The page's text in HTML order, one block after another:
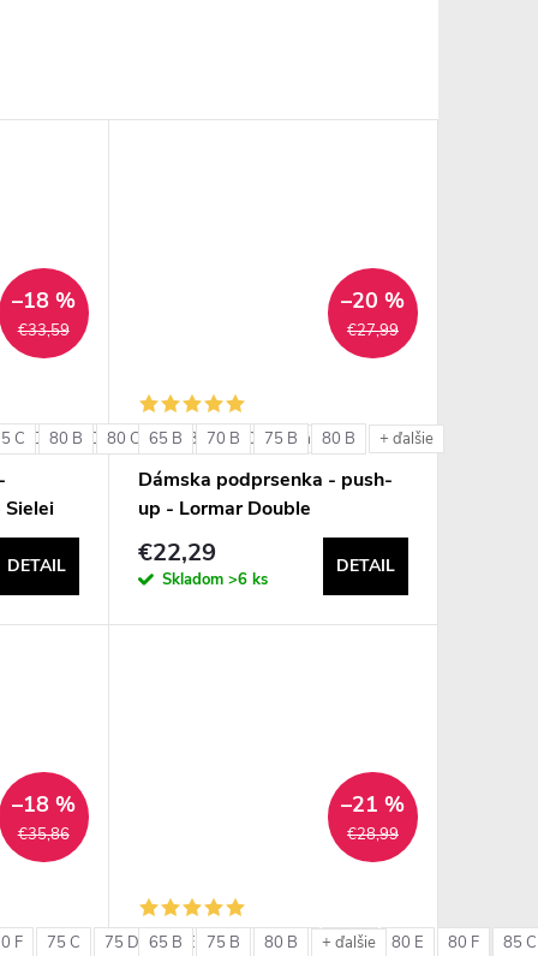
85 C 85 D 85 E 90 C 90 D + ďalšie
€33,59
–18 %
C 80 B 80 C 85 B 85 C + ďalšie
DETAIL
€27,99
–20 %
65 B 70 B 75 B 80 B + ďalšie
Dámska podprsenka - push-
up - Lormar Double
€22,29
Skladom >6 ks
DETAIL
€35,86
–18 %
F 75 C 75 D 75 E 75 F 80 C 80 D 80 E 80 F 85 C
€28,99
–21 %
65 B 75 B 80 B + ďalšie